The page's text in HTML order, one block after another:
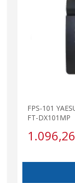
FPS-101
FT-DX101MP
1.096,26